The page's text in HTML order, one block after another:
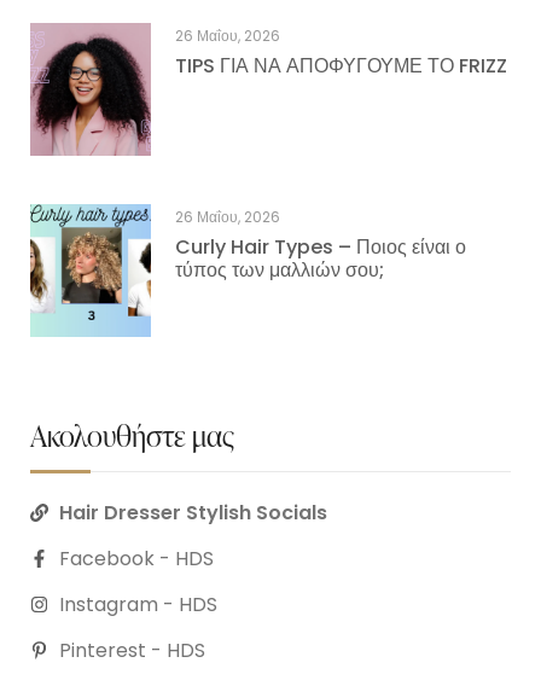
26 Μαΐου, 2026
TIPS ΓΙΑ ΝΑ ΑΠΟΦΥΓΟΥΜΕ ΤΟ FRIZZ
26 Μαΐου, 2026
Curly Hair Types – Ποιος είναι ο
τύπος των μαλλιών σου;
Ακολουθήστε μας
Hair Dresser Stylish Socials
Facebook - HDS
Instagram - HDS
Pinterest - HDS